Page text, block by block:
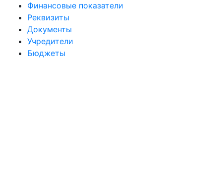
Финансовые показатели
Реквизиты
Документы
Учредители
Бюджеты